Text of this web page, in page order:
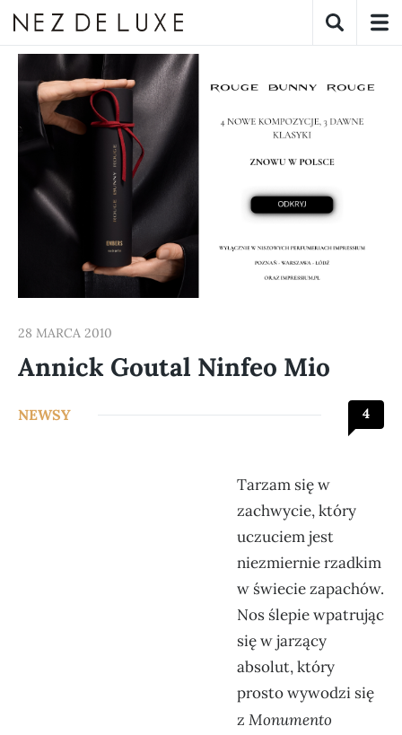
28 MARCA 2010
Annick Goutal Ninfeo Mio
NEWSY 4
Tarzam się w
zachwycie, który
uczuciem jest
niezmiernie rzadkim
w świecie zapachów.
Nos ślepie wpatrując
się w jarzący
absolut, który
prosto wywodzi się
z Monumento